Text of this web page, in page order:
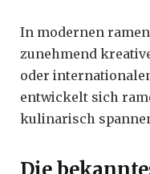
In modernen
zunehmend
oder
entwickelt sich
kulinarisch